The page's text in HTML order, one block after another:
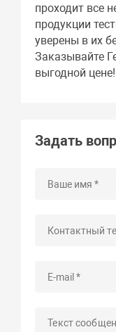
проходит все
продукции
уверены в их
Заказывайте
выгодной цене!
Задать